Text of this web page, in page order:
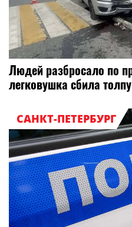
Людей разбросало по
легковушка сбила
САНКТ-ПЕТЕРБУРГ